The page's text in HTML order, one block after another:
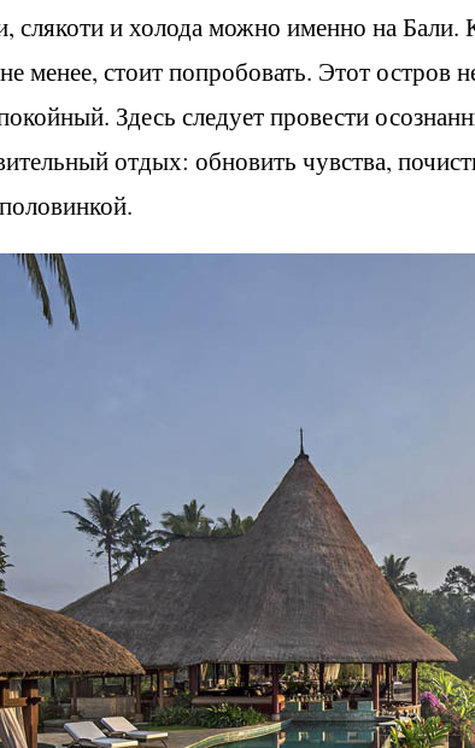
слякоти и холода можно именно на Бали.
менее, стоит попробовать. Этот остров
Здесь следует провести
отдых: обновить чувства,